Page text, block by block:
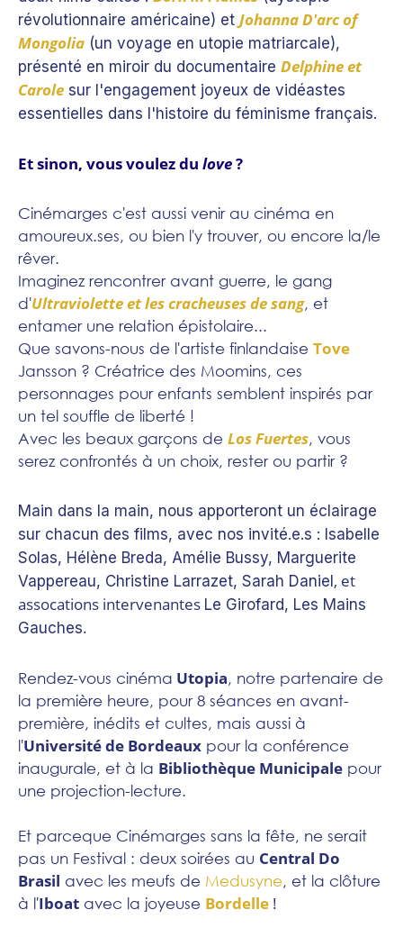
révolutionnaire américaine) et Johanna D'arc of
Mongolia(un voyage en utopie matriarcale),
présenté en miroir du documentaire Delphine et
Carolesur l'engagement joyeux de vidéastes
essentielles dans l'histoire du féminisme français.
Et sinon, vous voulez du love?
Cinémarges c'est aussi venir au cinéma en
amoureux.ses, ou bien l'y trouver, ou encore la/le
rêver.
Imaginez rencontrer avant guerre, le gang
d'Ultraviolette et les cracheuses de sang, et
entamer une relation épistolaire...
Que savons-nous de l'artiste finlandaise Tove
Jansson ? Créatrice des Moomins, ces
personnages pour enfants semblent inspirés par
un tel souffle de liberté !
Avec les beaux garçons de Los Fuertes, vous
serez confrontés à un choix, rester ou partir ?
Main dans la main, nous apporteront un éclairage
sur chacun des films, avec nos invité.e.s : Isabelle
Solas, Hélène Breda, Amélie Bussy, Marguerite
Vappereau, Christine Larrazet, Sarah Daniel , et
assocations intervenantes Le Girofard, Les Mains
Gauches.
Rendez-vous cinéma Utopia, notre partenaire de
la première heure, pour 8 séances en avant-
première, inédits et cultes, mais aussi à
l'Université de Bordeauxpour la conférence
inaugurale, et à la Bibliothèque Municipalepour
une projection-lecture.
Et parceque Cinémarges sans la fête, ne serait
pas un Festival : deux soirées au Central Do
Brasil avec les meufs de Medusyne, et la clôture
à l'Iboatavec la joyeuse Bordelle !